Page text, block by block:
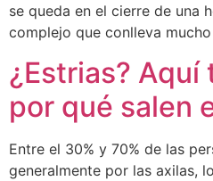
se queda en el cierre de una
complejo que conlleva
¿Estrias?
por qué salen
Entre el 30% y 70% de las
generalmente por las axilas,